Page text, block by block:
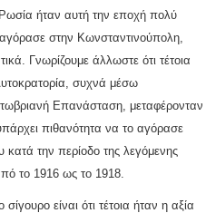
ήταν αυτή την εποχή πολύ
στην Κωνσταντινούπολη,
Γνωρίζουμε άλλωστε ότι τέτοια
συχνά μέσω
Επανάσταση, μεταφέρονταν
πιθανότητα να το αγόρασε
κατά την περίοδο της λεγόμενης
το 1916 ως το 1918.
είναι ότι τέτοια ήταν η αξία